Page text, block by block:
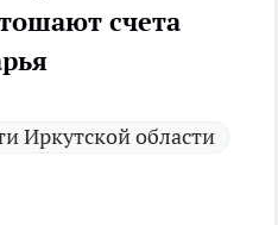
счета
Иркутской области